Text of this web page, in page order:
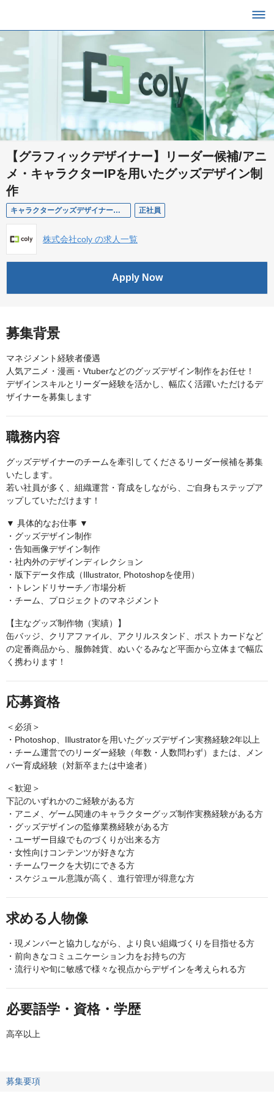
【グラフィックデザイナー】リーダー候補/アニ
メ・キャラクターIPを用いたグッズデザイン制
作
キャラクターグッズデザイナー（リーダー候補） 正社員
株式会社coly の求人一覧
Apply Now
募集背景
マネジメント経験者優遇
人気アニメ・漫画・Vtuberなどのグッズデザイン制作をお任せ！
デザインスキルとリーダー経験を活かし、幅広く活躍いただけるデ
ザイナーを募集します
職務内容
グッズデザイナーのチームを牽引してくださるリーダー候補を募集
いたします。
若い社員が多く、組織運営・育成をしながら、ご自身もステップア
ップしていただけます！
▼ 具体的なお仕事 ▼
・グッズデザイン制作
・告知画像デザイン制作
・社内外のデザインディレクション
・版下データ作成（Illustrator, Photoshopを使用）
・トレンドリサーチ／市場分析
・チーム、プロジェクトのマネジメント
【主なグッズ制作物（実績）】
缶バッジ、クリアファイル、アクリルスタンド、ポストカードなど
の定番商品から、服飾雑貨、ぬいぐるみなど平面から立体まで幅広
く携わります！
応募資格
＜必須＞
・Photoshop、Illustratorを用いたグッズデザイン実務経験2年以上
・チーム運営でのリーダー経験（年数・人数問わず）または、メン
バー育成経験（対新卒または中途者）
＜歓迎＞
下記のいずれかのご経験がある方
・アニメ、ゲーム関連のキャラクターグッズ制作実務経験がある方
・グッズデザインの監修業務経験がある方
・ユーザー目線でものづくりが出来る方
・女性向けコンテンツが好きな方
・チームワークを大切にできる方
・スケジュール意識が高く、進行管理が得意な方
求める人物像
・現メンバーと協力しながら、より良い組織づくりを目指せる方
・前向きなコミュニケーション力をお持ちの方
・流行りや旬に敏感で様々な視点からデザインを考えられる方
必要語学・資格・学歴
高卒以上
募集要項